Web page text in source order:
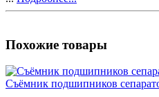
Похожие товары
Съёмник подшипников